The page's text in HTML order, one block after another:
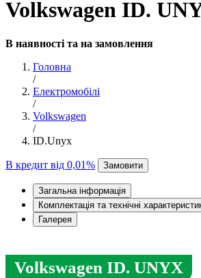
Volkswagen ID.
В наявності та на замовлення
Головна
/
Електромобілі
/
Volkswagen
/
ID.Unyx
В кредит від 0,01% Замовити
Загальна інформація
Комплектація та технічні
Галерея
Volkswagen ID. UNYX